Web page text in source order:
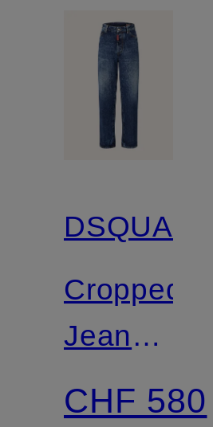
Cropped
Jeans
BOSTON
CHF 580